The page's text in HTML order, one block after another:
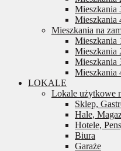
Mieszkania
Mieszkania
Mieszkania na
Mieszkania
Mieszkania
Mieszkania
Mieszkania
LOKALE
Lokale użytkowe
Sklep,
Hale,
Hotele,
Biura
Garaże